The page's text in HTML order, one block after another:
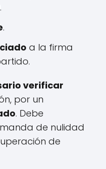
.
a la firma
verificar
por un
. Debe
de nulidad
de